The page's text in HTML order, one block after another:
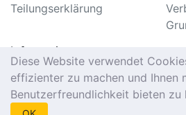
Teilungserklärung
Information
Impressum/Kontakt
Datenschutzerklärung
Nutzungsbedingungen
Diese Website verwendet
effizienter zu machen und Ihnen
Benutzerfreundlichkeit bieten zu